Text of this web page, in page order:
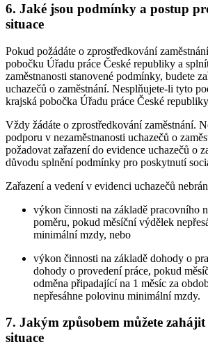
6. Jaké jsou podmínky a postup
situace
Pokud požádáte o zprostředkování
pobočku Úřadu práce České republiky a
zaměstnanosti stanovené podmínky, budete
uchazečů o zaměstnání. Nesplňujete-li tyto
krajská pobočka Úřadu práce České
Vždy žádáte o zprostředkování zaměstnání.
podporu v nezaměstnanosti uchazečů o
požadovat zařazení do evidence uchazečů o
důvodu splnění podmínky pro poskytnutí
Zařazení a vedení v evidenci uchazečů
výkon činnosti na základě pracovního
poměru, pokud měsíční výdělek
minimální mzdy, nebo
výkon činnosti na základě dohody o
dohody o provedení práce, pokud
odměna připadající na 1 měsíc za
nepřesáhne polovinu minimální mzdy.
7. Jakým způsobem můžete
situace